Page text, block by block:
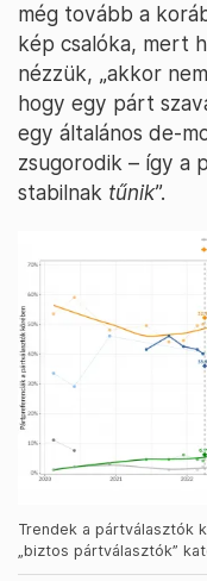
még tovább a
kép csalóka, mert
nézzük, „akkor
hogy egy párt
egy általános de-
zsugorodik – így a
stabilnak tűnik”.
Trendek a pártválasztók
„biztos pártválasztók”